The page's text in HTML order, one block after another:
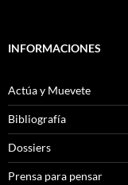
INFORMACIONES
Actúa y Muevete
Bibliografía
Dossiers
Prensa para pensar